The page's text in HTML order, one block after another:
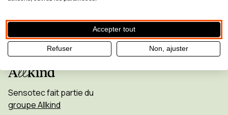
Sensotec fait partie du
groupe Allkind
Accepter tout
Refuser Non, ajuster